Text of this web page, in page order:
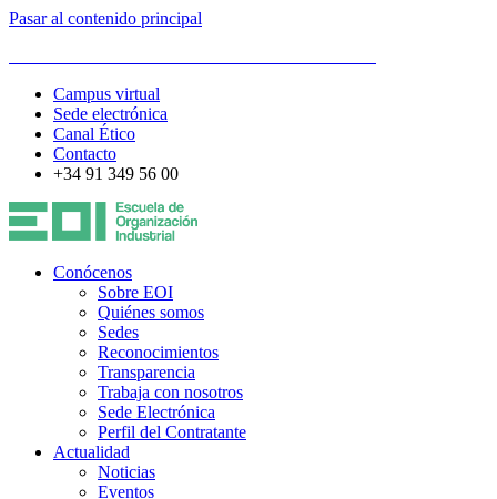
Pasar al contenido principal
Campus virtual
Sede electrónica
Canal Ético
Contacto
+34 91 349 56 00
Conócenos
Sobre EOI
Quiénes somos
Sedes
Reconocimientos
Transparencia
Trabaja con nosotros
Sede Electrónica
Perfil del Contratante
Actualidad
Noticias
Eventos